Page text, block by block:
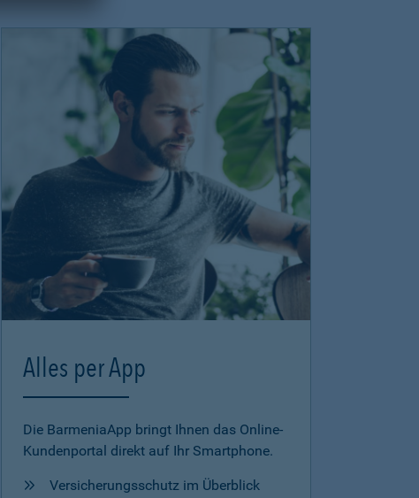
Alles per App
Die BarmeniaApp bringt Ihnen das Online-
Kundenportal direkt auf Ihr Smartphone.
Versicherungsschutz im Überblick